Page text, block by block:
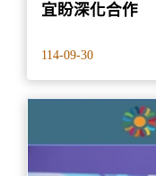
宜盼深化合作
114-09-30